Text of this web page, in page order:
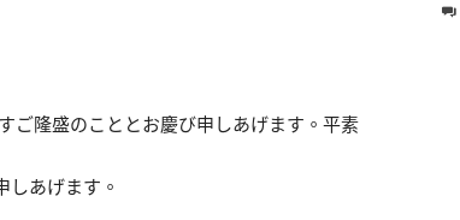
ご隆盛のこととお慶び申しあげます。平素
しあげます。